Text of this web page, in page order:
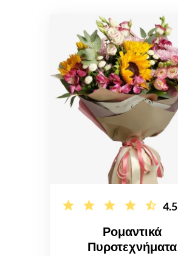
4.5
Ρομαντικά
Πυροτεχνήματα